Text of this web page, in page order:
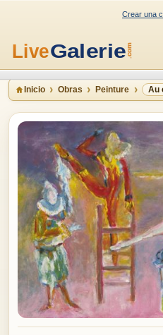
Crear una
Inicio Obras Peinture Au